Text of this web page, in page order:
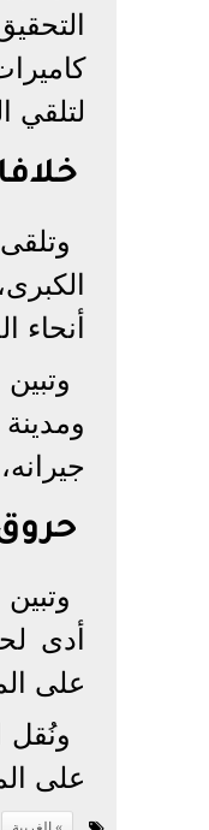
لتلقي
أنحاء
أدى
على
ونُقل
على